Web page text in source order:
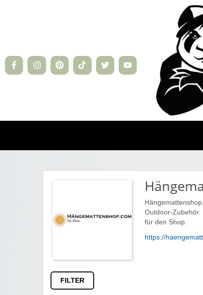
Outdoor-Zubehör.
für den Shop.
https://
FILTER